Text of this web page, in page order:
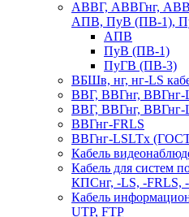
АВВГ, АВВГнг,
АПВ, ПуВ (ПВ-1),
АПВ
ПуВ (ПВ-1)
ПуГВ (ПВ-3)
ВБШв, нг, нг-LS
ВВГ, ВВГнг,
ВВГ, ВВГнг, ВВГнг-
ВВГнг-FRLS
ВВГнг-LSLTx
Кабель
Кабель для систем
КПСнг, -LS, -FRLS,
Кабель
UTP, FTP